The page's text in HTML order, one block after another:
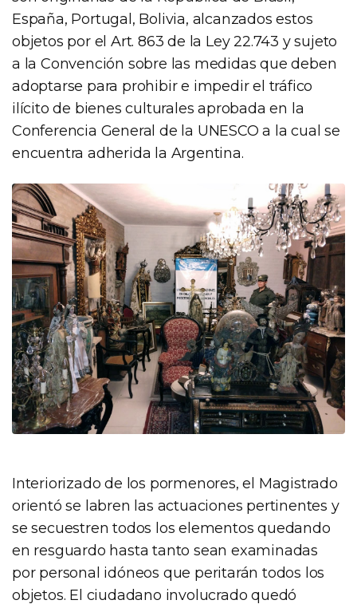
España, Portugal, Bolivia, alcanzados estos
objetos por el Art. 863 de la Ley 22.743 y sujeto
a la Convención sobre las medidas que deben
adoptarse para prohibir e impedir el tráfico
ilícito de bienes culturales aprobada en la
Conferencia General de la UNESCO a la cual se
encuentra adherida la Argentina.
Interiorizado de los pormenores, el Magistrado
orientó se labren las actuaciones pertinentes y
se secuestren todos los elementos quedando
en resguardo hasta tanto sean examinadas
por personal idóneos que peritarán todos los
objetos. El ciudadano involucrado quedó